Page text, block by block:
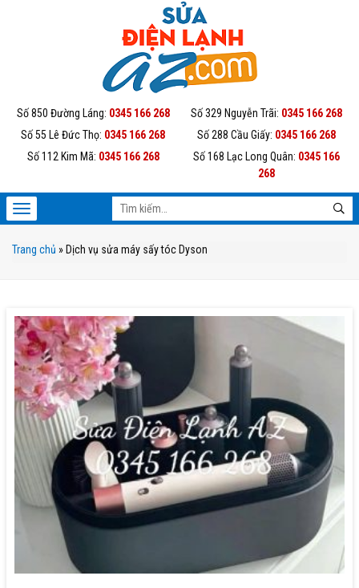
Số 850 Đường Láng: 0345 166 268 Số 329 Nguyễn Trãi: 0345 166 268
Số 55 Lê Đức Thọ: 0345 166 268 Số 288 Cầu Giấy: 0345 166 268
Số 112 Kim Mã: 0345 166 268 Số 168 Lạc Long Quân: 0345 166
268
Trang chủ » Dịch vụ sửa máy sấy tóc Dyson